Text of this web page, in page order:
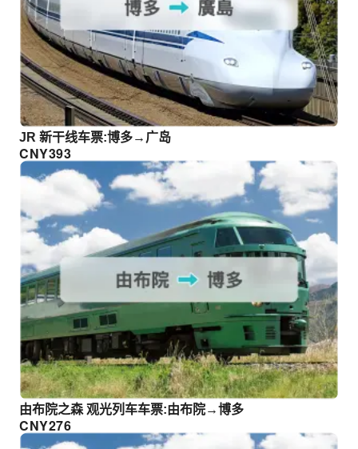
JR 新干线车票:博多→广岛
CNY393
由布院之森 观光列车车票:由布院→博多
CNY276